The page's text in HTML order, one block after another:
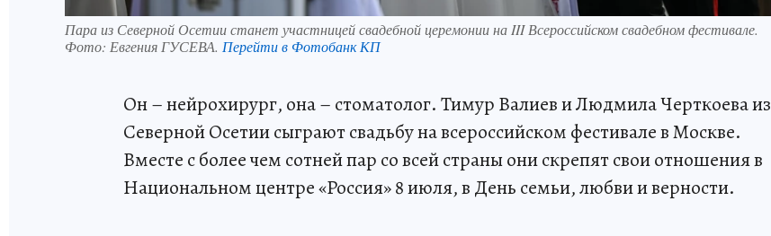
Пара из Северной Осетии станет участницей свадебной церемонии на III Всероссийском свадебном фестивале.
Фото: Евгения ГУСЕВА. Перейти в Фотобанк КП
Он – нейрохирург, она – стоматолог. Тимур Валиев и Людмила Черткоева из
Северной Осетии сыграют свадьбу на всероссийском фестивале в Москве.
Вместе с более чем сотней пар со всей страны они скрепят свои отношения в
Национальном центре «Россия» 8 июля, в День семьи, любви и верности.